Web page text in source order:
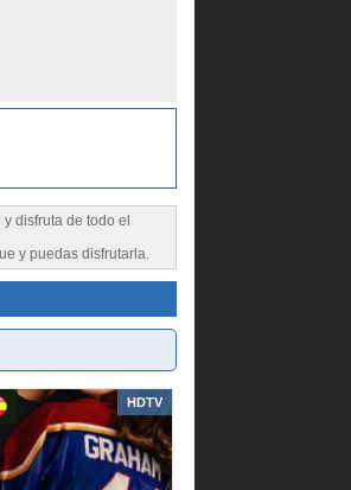
y disfruta de todo el
y puedas disfrutarla.
HDTV